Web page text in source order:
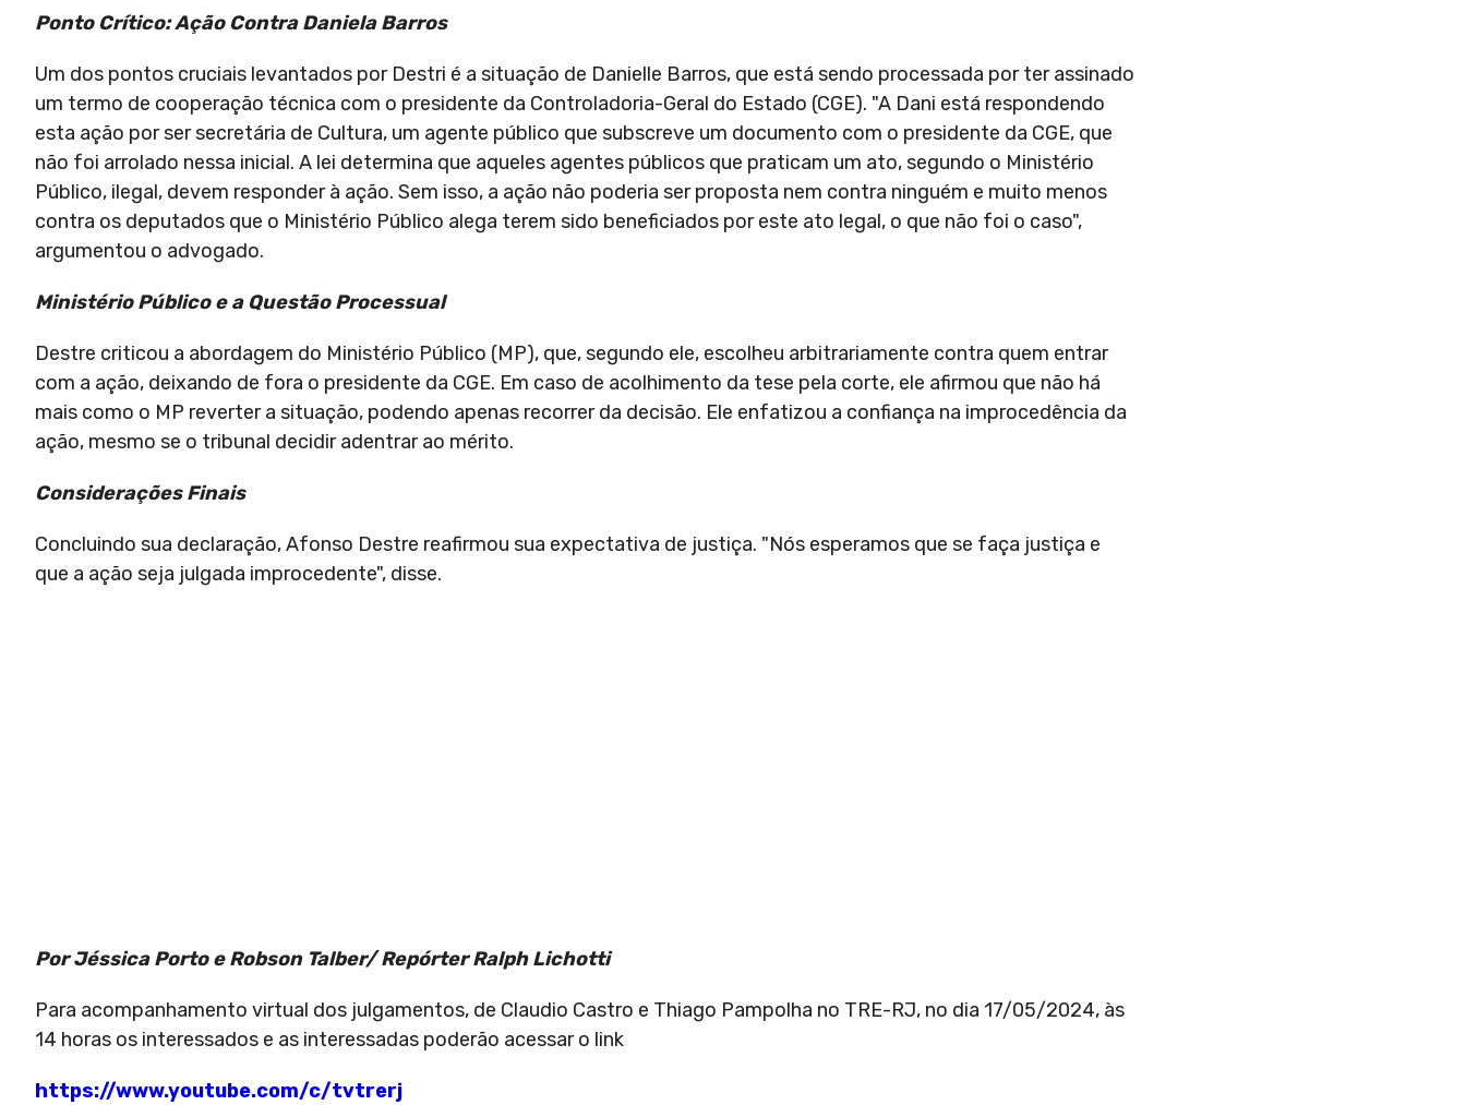
Ponto Crítico: Ação Contra Daniela Barros
Um dos pontos cruciais levantados por Destri é a situação de Danielle Barros, que está sendo processada por ter assinado
um termo de cooperação técnica com o presidente da Controladoria-Geral do Estado (CGE). "A Dani está respondendo
esta ação por ser secretária de Cultura, um agente público que subscreve um documento com o presidente da CGE, que
não foi arrolado nessa inicial. A lei determina que aqueles agentes públicos que praticam um ato, segundo o Ministério
Público, ilegal, devem responder à ação. Sem isso, a ação não poderia ser proposta nem contra ninguém e muito menos
contra os deputados que o Ministério Público alega terem sido beneficiados por este ato legal, o que não foi o caso",
argumentou o advogado.
Ministério Público e a Questão Processual
Destre criticou a abordagem do Ministério Público (MP), que, segundo ele, escolheu arbitrariamente contra quem entrar
com a ação, deixando de fora o presidente da CGE. Em caso de acolhimento da tese pela corte, ele afirmou que não há
mais como o MP reverter a situação, podendo apenas recorrer da decisão. Ele enfatizou a confiança na improcedência da
ação, mesmo se o tribunal decidir adentrar ao mérito.
Considerações Finais
Concluindo sua declaração, Afonso Destre reafirmou sua expectativa de justiça. "Nós esperamos que se faça justiça e
que a ação seja julgada improcedente", disse.
Por Jéssica Porto e Robson Talber/ Repórter Ralph Lichotti
Para acompanhamento virtual dos julgamentos, de Claudio Castro e Thiago Pampolha no TRE-RJ, no dia 17/05/2024, às
14 horas os interessados e as interessadas poderão acessar o link
https://www.youtube.com/c/tvtrerj